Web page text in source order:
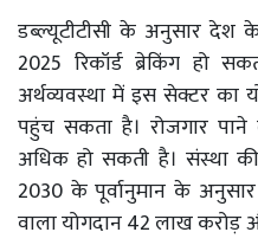
डब्ल्यूटीटीसी के अनुसार
2025 रिकॉर्ड ब्रेकिंग
अर्थव्यवस्था में इस सेक्टर
पहुंच सकता है। रोजगार
अधिक हो सकती है। संस्था
2030 के पूर्वानुमान के
वाला योगदान 42 लाख करोड़